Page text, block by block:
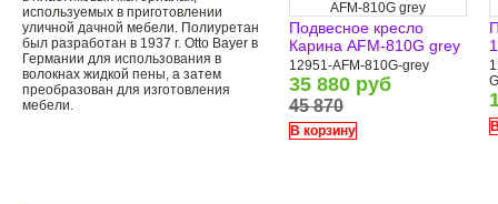
используемых в приготовлении
уличной дачной мебели. Полиуретан
был разработан в 1937 г. Otto Bayer в
Германии для использования в
волокнах жидкой пены, а затем
преобразован для изготовления
мебели.
AFM-810G grey
Подвесное кресло
Карина AFM-810G grey
12951-AFM-810G-grey
35 880 руб
45 870
В корзину